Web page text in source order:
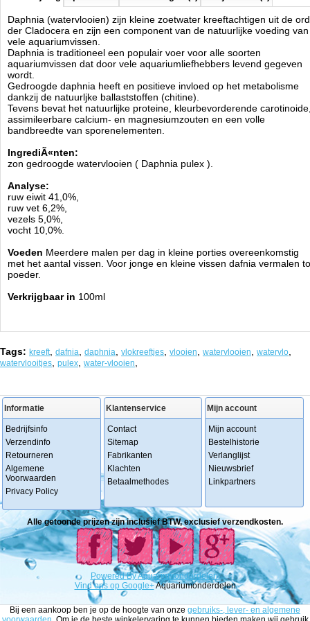
Daphnia (watervlooien) zijn kleine zoetwater kreeftachtigen uit de
der Cladocera en zijn een component van de natuurlijke voeding van
vele aquariumvissen.
Daphnia is traditioneel een populair voer voor alle soorten
aquariumvissen dat door vele aquariumliefhebbers levend gegeven
wordt.
Gedroogde daphnia heeft en positieve invloed op het metabolisme
dankzij de natuurljke ballaststoffen (chitine).
Tevens bevat het natuurlijke proteine, kleurbevorderende
assimileerbare calcium- en magnesiumzouten en een volle
bandbreedte van sporenelementen.
IngrediÃ«nten:
zon gedroogde watervlooien ( Daphnia pulex ).
Analyse:
ruw eiwit 41,0%,
ruw vet 6,2%,
vezels 5,0%,
vocht 10,0%.
Voeden Meerdere malen per dag in kleine porties overeenkomstig
met het aantal vissen. Voor jonge en kleine vissen dafnia vermalen
poeder.
Verkrijgbaar in 100ml
Tags: kreeft dafnia daphnia vlokreeftjes vlooien watervlooien watervlo
watervlooitjes pulex water-vlooien
Informatie
Bedrijfsinfo
Verzendinfo
Retourneren
Algemene
Voorwaarden
Privacy Policy
Klantenservice
Contact
Sitemap
Fabrikanten
Klachten
Betaalmethodes
Mijn account
Mijn account
Bestelhistorie
Verlanglijst
Nieuwsbrief
Linkpartners
Alle getoonde prijzen zijn inclusief BTW, exclusief verzendkosten.
PoweredByAquariumonderdelen.
Vind ons op Google+Aquariumonderdelen
Bij een aankoop ben je op de hoogte van onze gebruiks-, lever- en algemene